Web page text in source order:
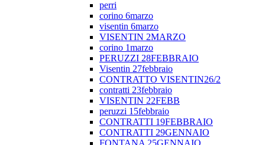
perri
corino 6marzo
visentin 6marzo
VISENTIN 2MARZO
corino 1marzo
PERUZZI 28FEBBRAIO
Visentin 27febbraio
CONTRATTO VISENTIN26/2
contratti 23febbraio
VISENTIN 22FEBB
peruzzi 15febbraio
CONTRATTI 19FEBBRAIO
CONTRATTI 29GENNAIO